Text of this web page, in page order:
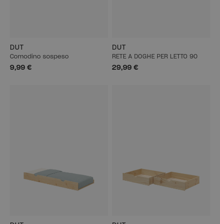
DUT
Comodino sospeso
9,99 €
DUT
RETE A DOGHE PER LETTO 90
29,99 €